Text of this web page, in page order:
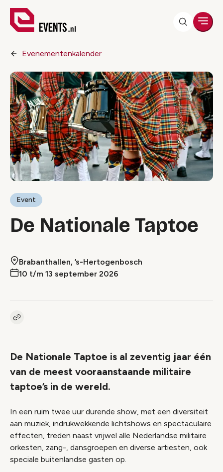
Evenementenkalender
Event
De Nationale Taptoe
Brabanthallen, ’s-Hertogenbosch
10 t/m 13 september 2026
Kopieer link naar event
De Nationale Taptoe is al zeventig jaar één
van de meest vooraanstaande militaire
taptoe’s in de wereld.
In een ruim twee uur durende show, met een diversiteit
aan muziek, indrukwekkende lichtshows en spectaculaire
effecten, treden naast vrijwel alle Nederlandse militaire
orkesten, zang-, dansgroepen en diverse artiesten, ook
speciale buitenlandse gasten op.